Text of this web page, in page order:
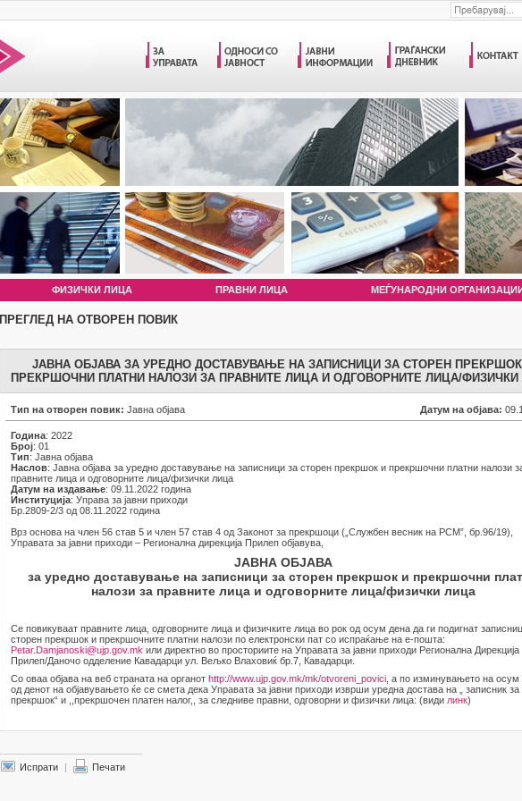
ФИЗИЧКИ ЛИЦА ПРАВНИ ЛИЦА МЕЃУНАРОДНИ
ПРЕГЛЕД НА ОТВОРЕН ПОВИК
ЈАВНА ОБЈАВА ЗА УРЕДНО ДОСТАВУВАЊЕ НА ЗАПИСНИЦИ ЗА СТОРЕН
ПРЕКРШОЧНИ ПЛАТНИ НАЛОЗИ ЗА ПРАВНИТЕ ЛИЦА И ОДГОВОРНИТЕ ЛИЦА/ФИЗИЧКИ
Тип на отворен повик: Јавна објава Датум на објава:
Година: 2022
Број: 01
Тип: Јавна објава
Наслов: Јавна објава за уредно доставување на записници за сторен прекршок и прекршочни платни налози
правните лица и одговорните лица/физички лица
Датум на издавање: 09.11.2022 година
Институција: Управа за јавни приходи
Бр.2809-2/3 од 08.11.2022 година
Врз основа на член 56 став 5 и член 57 став 4 од Законот за прекршоци („Службен весник на РСМ”, бр.96/19),
Управата за јавни приходи – Регионална дирекција Прилеп објавува,
ЈАВНА ОБЈАВА
за уредно доставување на записници за сторен прекршок и прекршочни
налози за правните лица и одговорните лица/физички лица
Се повикуваат правните лица, одговорните лица и физичките лица во рок од осум дена да ги подигнат
сторен прекршок и прекршочните платни налози по електронски пат со испраќање на е-пошта:
Petar.Damjanoski@ujp.gov.mk или директно во просториите на Управата за јавни приходи Регионална Дирекција
Прилеп/Даночо одделение Кавадарци ул. Вељко Влаховиќ бр.7, Кавадарци.
Со оваа објава на веб страната на органот http://www.ujp.gov.mk/mk/otvoreni_povici , а по изминувањето на осум
од денот на објавувањето ќе се смета дека Управата за јавни приходи изврши уредна достава на „ записник за
прекршок“ и ,,прекршочен платен налог,, за следниве правни, одговорни и физички лица: (види линк)
Испрати | Печати